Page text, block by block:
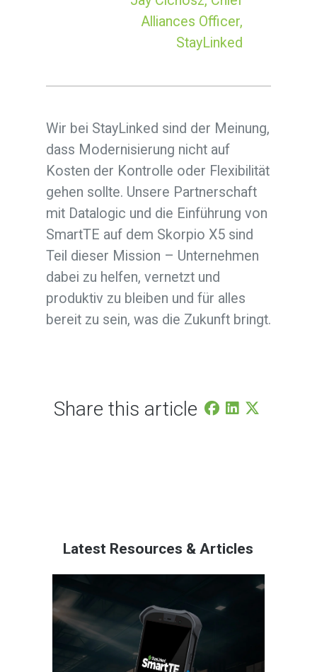
Alliances Officer,
StayLinked
Wir bei StayLinked sind der Meinung,
dass Modernisierung nicht auf
Kosten der Kontrolle oder Flexibilität
gehen sollte. Unsere Partnerschaft
mit Datalogic und die Einführung von
SmartTE auf dem Skorpio X5 sind
Teil dieser Mission – Unternehmen
dabei zu helfen, vernetzt und
produktiv zu bleiben und für alles
bereit zu sein, was die Zukunft bringt.
Share this article
Latest Resources & Articles